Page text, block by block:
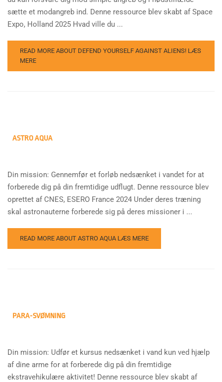
sætte et modangreb ind. Denne ressource blev skabt af Space
Expo, Holland 2025 Hvad ville du ...
READ MORE ABOUT DEFEND YOURSELF AGAINST ALIENS! LÆS
MERE
ASTRO AQUA
Din mission: Gennemfør et forløb nedsænket i vandet for at
forberede dig på din fremtidige udflugt. Denne ressource blev
oprettet af CNES, ESERO France 2024 Under deres træning
skal astronauterne forberede sig på deres missioner i ...
READ MORE ABOUT ASTRO AQUA LÆS MERE
PARA-SVØMNING
Din mission: Udfør et kursus nedsænket i vand kun ved hjælp
af dine arme for at forberede dig på din fremtidige
ekstravehikulære aktivitet! Denne ressource blev skabt af